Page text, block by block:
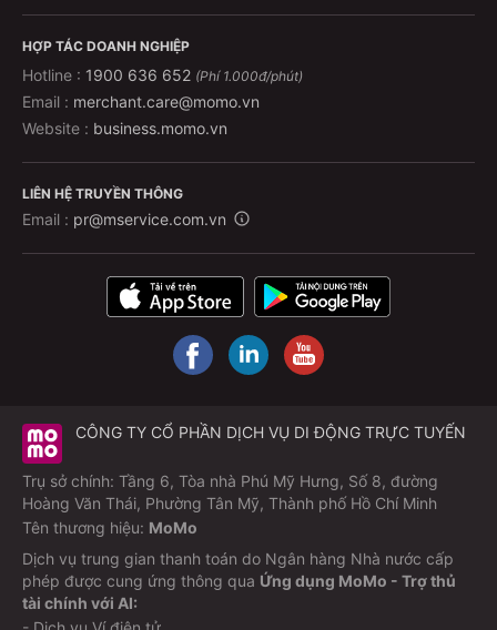
HỢP TÁC DOANH NGHIỆP
Hotline : 1900 636 652 (Phí 1.000đ/phút)
Email : merchant.care@momo.vn
Website : business.momo.vn
LIÊN HỆ TRUYỀN THÔNG
Email : pr@mservice.com.vn
CÔNG TY CỔ PHẦN DỊCH VỤ DI ĐỘNG TRỰC TUYẾN
Trụ sở chính: Tầng 6, Tòa nhà Phú Mỹ Hưng, Số 8, đường
Hoàng Văn Thái, Phường Tân Mỹ, Thành phố Hồ Chí Minh
Tên thương hiệu: MoMo
Dịch vụ trung gian thanh toán do Ngân hàng Nhà nước cấp
phép được cung ứng thông qua Ứng dụng MoMo - Trợ thủ
tài chính với AI: